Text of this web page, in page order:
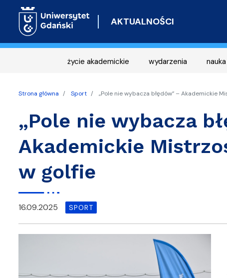
AKTUALNOŚCI
życie akademickie wydarzenia nauka
Strona główna Sport „Pole nie wybacza błędów” – Akademickie
„Pole nie wybacza
Akademickie
w golfie
16.09.2025 SPORT